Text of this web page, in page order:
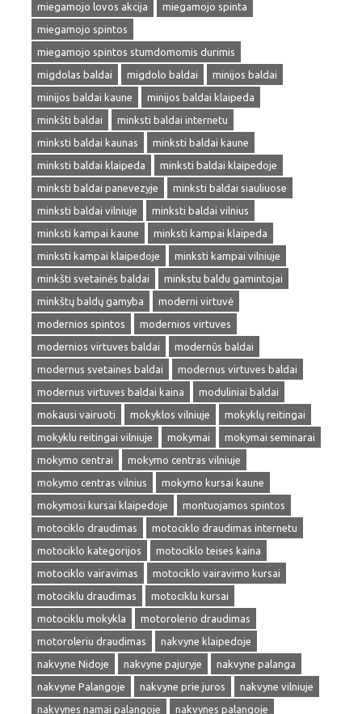
miegamojo lovos akcija
miegamojo spinta
miegamojo spintos
miegamojo spintos stumdomomis durimis
migdolas baldai
migdolo baldai
minijos baldai
minijos baldai kaune
minijos baldai klaipeda
minkšti baldai
minksti baldai internetu
minksti baldai kaunas
minksti baldai kaune
minksti baldai klaipeda
minksti baldai klaipedoje
minksti baldai panevezyje
minksti baldai siauliuose
minksti baldai vilniuje
minksti baldai vilnius
minksti kampai kaune
minksti kampai klaipeda
minksti kampai klaipedoje
minksti kampai vilniuje
minkšti svetainės baldai
minkstu baldu gamintojai
minkštų baldų gamyba
moderni virtuvė
modernios spintos
modernios virtuves
modernios virtuves baldai
modernūs baldai
modernus svetaines baldai
modernus virtuves baldai
modernus virtuves baldai kaina
moduliniai baldai
mokausi vairuoti
mokyklos vilniuje
mokyklų reitingai
mokyklu reitingai vilniuje
mokymai
mokymai seminarai
mokymo centrai
mokymo centras vilniuje
mokymo centras vilnius
mokymo kursai kaune
mokymosi kursai klaipedoje
montuojamos spintos
motociklo draudimas
motociklo draudimas internetu
motociklo kategorijos
motociklo teises kaina
motociklo vairavimas
motociklo vairavimo kursai
motociklu draudimas
motociklu kursai
motociklu mokykla
motorolerio draudimas
motoroleriu draudimas
nakvyne klaipedoje
nakvyne Nidoje
nakvyne pajuryje
nakvyne palanga
nakvyne Palangoje
nakvyne prie juros
nakvyne vilniuje
nakvynes namai palangoje
nakvynes palangoje